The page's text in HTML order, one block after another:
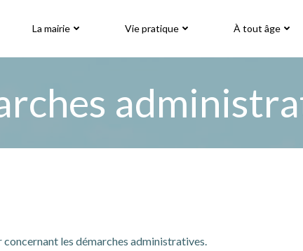
La mairie Vie pratique À tout âge
les démarches administratives.